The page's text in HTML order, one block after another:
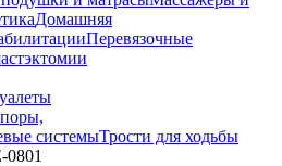
Домашняя
Перевязочные
системыТрости для ходьбы
0801